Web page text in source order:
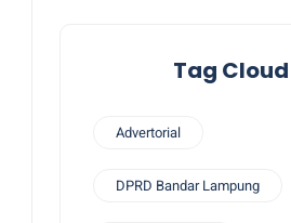
Tag Cloud
Advertorial
DPRD Bandar Lampung